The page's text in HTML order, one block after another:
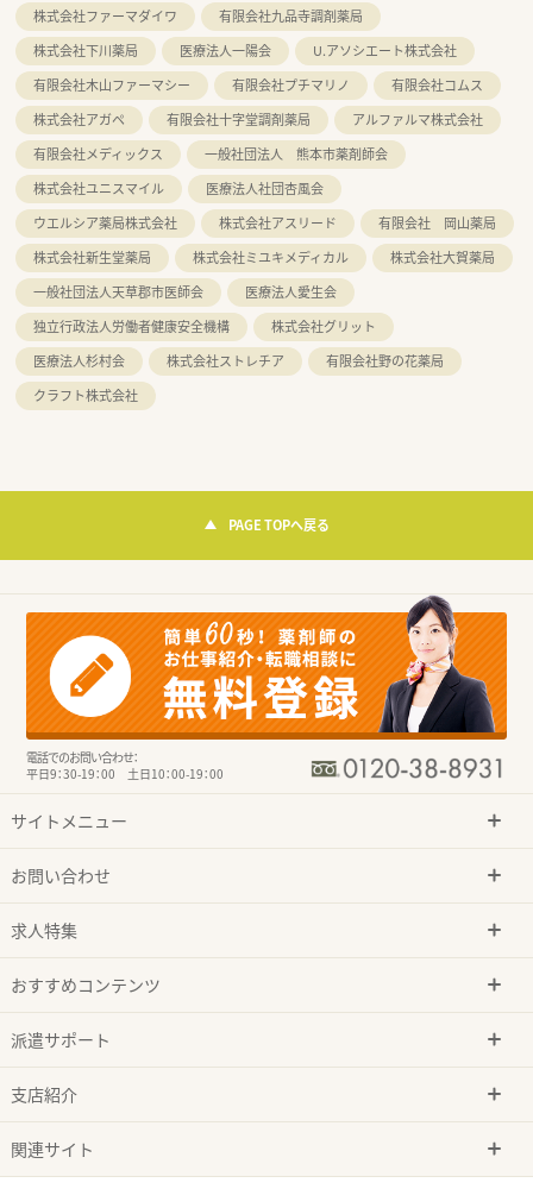
株式会社ファーマダイワ
有限会社九品寺調剤薬局
株式会社下川薬局
医療法人一陽会
U.アソシエート株式会社
有限会社木山ファーマシー
有限会社プチマリノ
有限会社コムス
株式会社アガペ
有限会社十字堂調剤薬局
アルファルマ株式会社
有限会社メディックス
一般社団法人 熊本市薬剤師会
株式会社ユニスマイル
医療法人社団杏風会
ウエルシア薬局株式会社
株式会社アスリード
有限会社 岡山薬局
株式会社新生堂薬局
株式会社ミユキメディカル
株式会社大賀薬局
一般社団法人天草郡市医師会
医療法人愛生会
独立行政法人労働者健康安全機構
株式会社グリット
医療法人杉村会
株式会社ストレチア
有限会社野の花薬局
クラフト株式会社
PAGE TOPへ戻る
電話でのお問い合わせ：
平日9：30-19：00 土日10：00-19：00
サイトメニュー
お問い合わせ
求人特集
おすすめコンテンツ
派遣サポート
支店紹介
関連サイト